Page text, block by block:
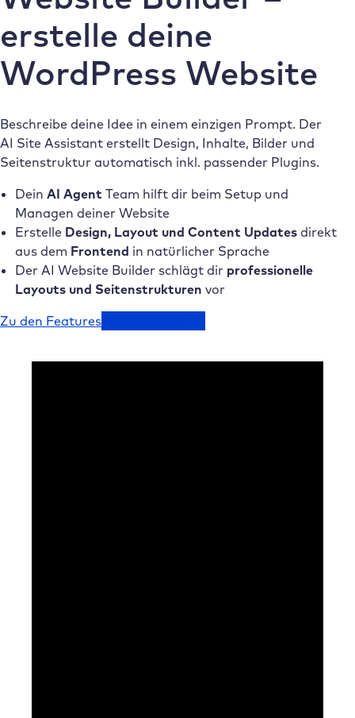
erstelle deine
WordPress Website
Beschreibe deine Idee in einem einzigen Prompt. Der
AI Site Assistant erstellt Design, Inhalte, Bilder und
Seitenstruktur automatisch inkl. passender Plugins.
Dein AI Agent Team hilft dir beim Setup und
Managen deiner Website
Erstelle Design, Layout und Content Updatesdirekt
aus dem Frontend in natürlicher Sprache
Der AI Website Builder schlägt dir professionelle
Layouts und Seitenstrukturen vor
Zu den Features